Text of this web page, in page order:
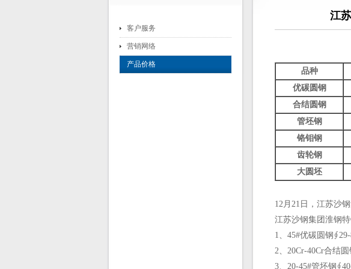
客户服务
营销网络
产品价格
江
品种
优碳圆钢
合结圆钢
管坯钢
铬钼钢
齿轮钢
大圆坯
12月21日，江苏沙
江苏沙钢集团淮钢
1、45#优碳圆钢
2、20Cr-40Cr合结
3、20-45#管坯钢